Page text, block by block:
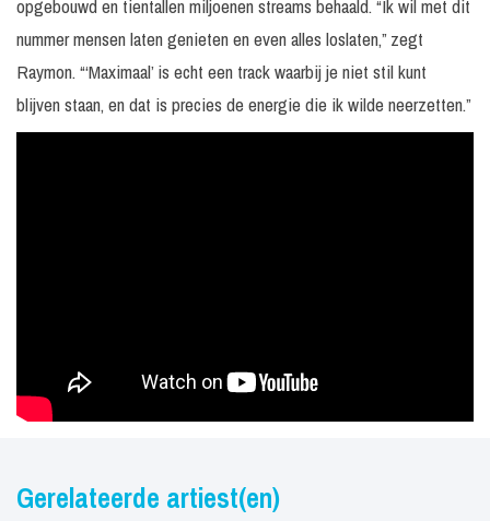
opgebouwd en tientallen miljoenen streams behaald. “Ik wil met dit
nummer mensen laten genieten en even alles loslaten,” zegt
Raymon. “‘Maximaal’ is echt een track waarbij je niet stil kunt
blijven staan, en dat is precies de energie die ik wilde neerzetten.”
Gerelateerde artiest(en)